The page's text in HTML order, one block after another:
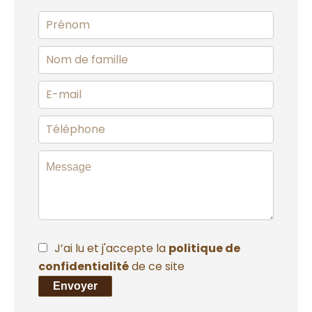
J’ai lu et j'accepte la politique de
confidentialitéde ce site
Envoyer